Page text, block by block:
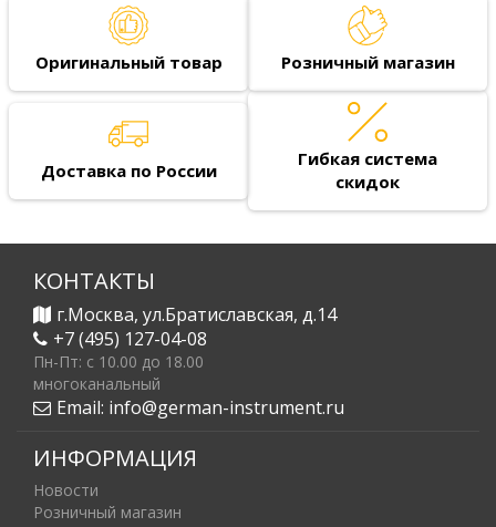
Оригинальный товар Розничный магазин
Доставка по России
Гибкая система
скидок
КОНТАКТЫ
г.Москва, ул.Братиславская, д.14
+7 (495) 127-04-08
Пн-Пт: c 10.00 до 18.00
многоканальный
Email: info@german-instrument.ru
ИНФОРМАЦИЯ
Новости
Розничный магазин